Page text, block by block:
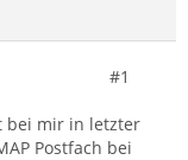
#1
bei mir in letzter
Postfach bei